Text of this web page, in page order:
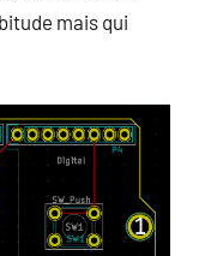
mais qui